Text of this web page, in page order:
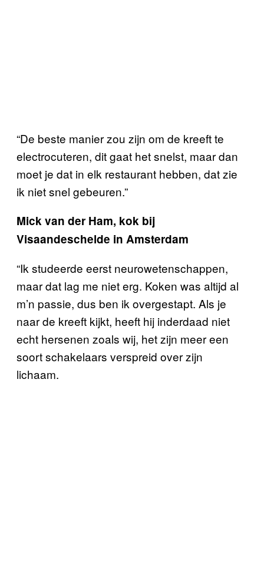
“De beste manier zou zijn om de kreeft te
electrocuteren, dit gaat het snelst, maar dan
moet je dat in elk restaurant hebben, dat zie
ik niet snel gebeuren.”
Mick van der Ham, kok bij
Visaandeschelde in Amsterdam
“Ik studeerde eerst neurowetenschappen,
maar dat lag me niet erg. Koken was altijd al
m’n passie, dus ben ik overgestapt. Als je
naar de kreeft kijkt, heeft hij inderdaad niet
echt hersenen zoals wij, het zijn meer een
soort schakelaars verspreid over zijn
lichaam.